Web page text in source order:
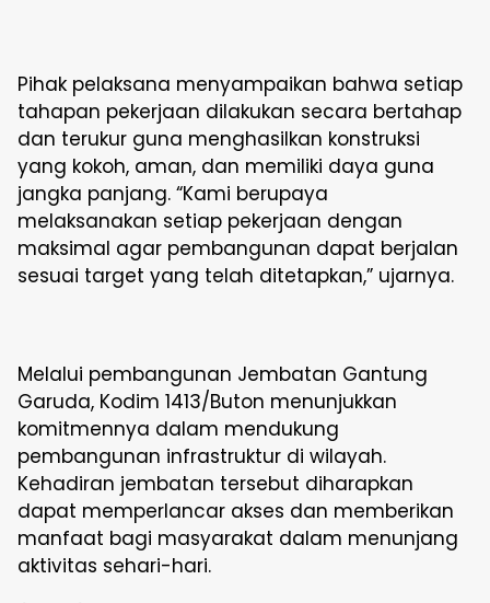
Pihak pelaksana menyampaikan bahwa setiap
tahapan pekerjaan dilakukan secara bertahap
dan terukur guna menghasilkan konstruksi
yang kokoh, aman, dan memiliki daya guna
jangka panjang. “Kami berupaya
melaksanakan setiap pekerjaan dengan
maksimal agar pembangunan dapat berjalan
sesuai target yang telah ditetapkan,” ujarnya.
Melalui pembangunan Jembatan Gantung
Garuda, Kodim 1413/Buton menunjukkan
komitmennya dalam mendukung
pembangunan infrastruktur di wilayah.
Kehadiran jembatan tersebut diharapkan
dapat memperlancar akses dan memberikan
manfaat bagi masyarakat dalam menunjang
aktivitas sehari-hari.